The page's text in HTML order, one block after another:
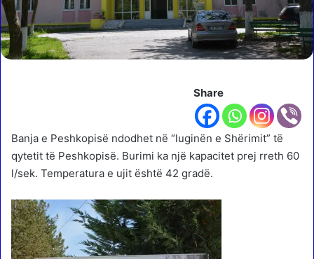
Share
Banja e Peshkopisë ndodhet në “luginën e Shërimit” të
qytetit të Peshkopisë. Burimi ka një kapacitet prej rreth 60
l/sek. Temperatura e ujit është 42 gradë.